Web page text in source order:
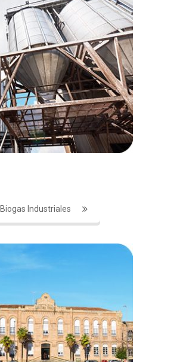
Biogas Industriales